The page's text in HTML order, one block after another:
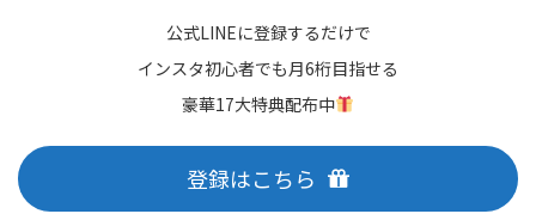
公式LINEに登録するだけで
インスタ初心者でも月6桁目指せる
豪華17大特典配布中
登録はこちら